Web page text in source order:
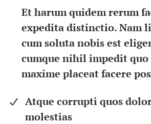
Et harum quidem rerum
expedita distinctio. Nam
cum soluta nobis est
cumque nihil impedit quo
maxime placeat facere
Atque corrupti quos
molestias